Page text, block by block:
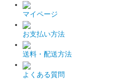
マイページ
お支払い方法
送料・配送方法
よくある質問